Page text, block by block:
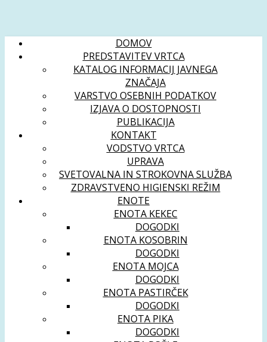
DOMOV
PREDSTAVITEV VRTCA
KATALOG INFORMACIJ JAVNEGA
ZNAČAJA
VARSTVO OSEBNIH PODATKOV
IZJAVA O DOSTOPNOSTI
PUBLIKACIJA
KONTAKT
VODSTVO VRTCA
UPRAVA
SVETOVALNA IN STROKOVNA SLUŽBA
ZDRAVSTVENO HIGIENSKI REŽIM
ENOTE
ENOTA KEKEC
DOGODKI
ENOTA KOSOBRIN
DOGODKI
ENOTA MOJCA
DOGODKI
ENOTA PASTIRČEK
DOGODKI
ENOTA PIKA
DOGODKI